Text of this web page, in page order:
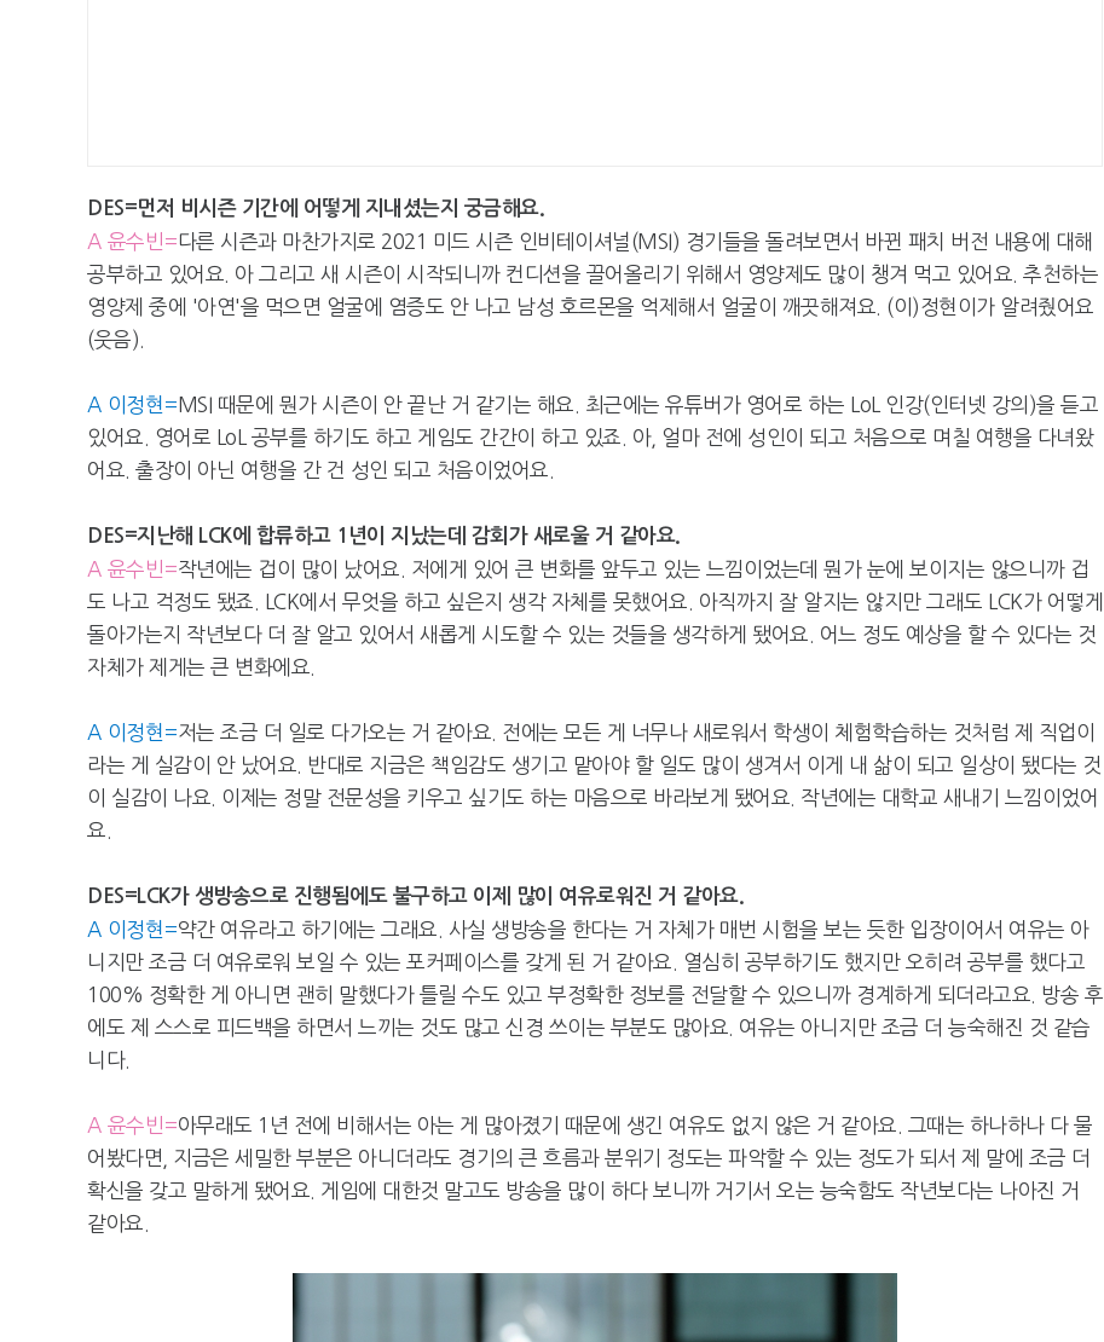
DES=먼저 비시즌 기간에 어떻게 지내셨는지 궁금해요.
A 윤수빈=다른 시즌과 마찬가지로 2021 미드 시즌 인비테이셔널(MSI) 경기들을 돌려보면서 바뀐 패치 버전 내용에 대해
공부하고 있어요. 아 그리고 새 시즌이 시작되니까 컨디션을 끌어올리기 위해서 영양제도 많이 챙겨 먹고 있어요. 추천하는
영양제 중에 '아연'을 먹으면 얼굴에 염증도 안 나고 남성 호르몬을 억제해서 얼굴이 깨끗해져요. (이)정현이가 알려줬어요
(웃음).
A 이정현= MSI 때문에 뭔가 시즌이 안 끝난 거 같기는 해요. 최근에는 유튜버가 영어로 하는 LoL 인강(인터넷 강의)을 듣고
있어요. 영어로 LoL 공부를 하기도 하고 게임도 간간이 하고 있죠. 아, 얼마 전에 성인이 되고 처음으로 며칠 여행을 다녀왔
어요. 출장이 아닌 여행을 간 건 성인 되고 처음이었어요.
DES=지난해 LCK에 합류하고 1년이 지났는데 감회가 새로울 거 같아요.
A 윤수빈=작년에는 겁이 많이 났어요. 저에게 있어 큰 변화를 앞두고 있는 느낌이었는데 뭔가 눈에 보이지는 않으니까 겁
도 나고 걱정도 됐죠. LCK에서 무엇을 하고 싶은지 생각 자체를 못했어요. 아직까지 잘 알지는 않지만 그래도 LCK가 어떻게
돌아가는지 작년보다 더 잘 알고 있어서 새롭게 시도할 수 있는 것들을 생각하게 됐어요. 어느 정도 예상을 할 수 있다는 것
자체가 제게는 큰 변화에요.
A 이정현=저는 조금 더 일로 다가오는 거 같아요. 전에는 모든 게 너무나 새로워서 학생이 체험학습하는 것처럼 제 직업이
라는 게 실감이 안 났어요. 반대로 지금은 책임감도 생기고 맡아야 할 일도 많이 생겨서 이게 내 삶이 되고 일상이 됐다는 것
이 실감이 나요. 이제는 정말 전문성을 키우고 싶기도 하는 마음으로 바라보게 됐어요. 작년에는 대학교 새내기 느낌이었어
요.
DES=LCK가 생방송으로 진행됨에도 불구하고 이제 많이 여유로워진 거 같아요.
A 이정현=약간 여유라고 하기에는 그래요. 사실 생방송을 한다는 거 자체가 매번 시험을 보는 듯한 입장이어서 여유는 아
니지만 조금 더 여유로워 보일 수 있는 포커페이스를 갖게 된 거 같아요. 열심히 공부하기도 했지만 오히려 공부를 했다고
100% 정확한 게 아니면 괜히 말했다가 틀릴 수도 있고 부정확한 정보를 전달할 수 있으니까 경계하게 되더라고요. 방송 후
에도 제 스스로 피드백을 하면서 느끼는 것도 많고 신경 쓰이는 부분도 많아요. 여유는 아니지만 조금 더 능숙해진 것 같습
니다.
A 윤수빈=아무래도 1년 전에 비해서는 아는 게 많아졌기 때문에 생긴 여유도 없지 않은 거 같아요. 그때는 하나하나 다 물
어봤다면, 지금은 세밀한 부분은 아니더라도 경기의 큰 흐름과 분위기 정도는 파악할 수 있는 정도가 되서 제 말에 조금 더
확신을 갖고 말하게 됐어요. 게임에 대한것 말고도 방송을 많이 하다 보니까 거기서 오는 능숙함도 작년보다는 나아진 거
같아요.